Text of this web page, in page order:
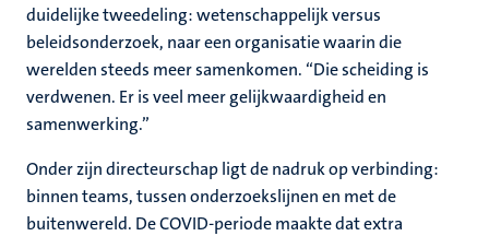
duidelijke tweedeling: wetenschappelijk versus
beleidsonderzoek, naar een organisatie waarin die
werelden steeds meer samenkomen. “Die scheiding is
verdwenen. Er is veel meer gelijkwaardigheid en
samenwerking.”
Onder zijn directeurschap ligt de nadruk op verbinding:
binnen teams, tussen onderzoekslijnen en met de
buitenwereld. De COVID‑periode maakte dat extra